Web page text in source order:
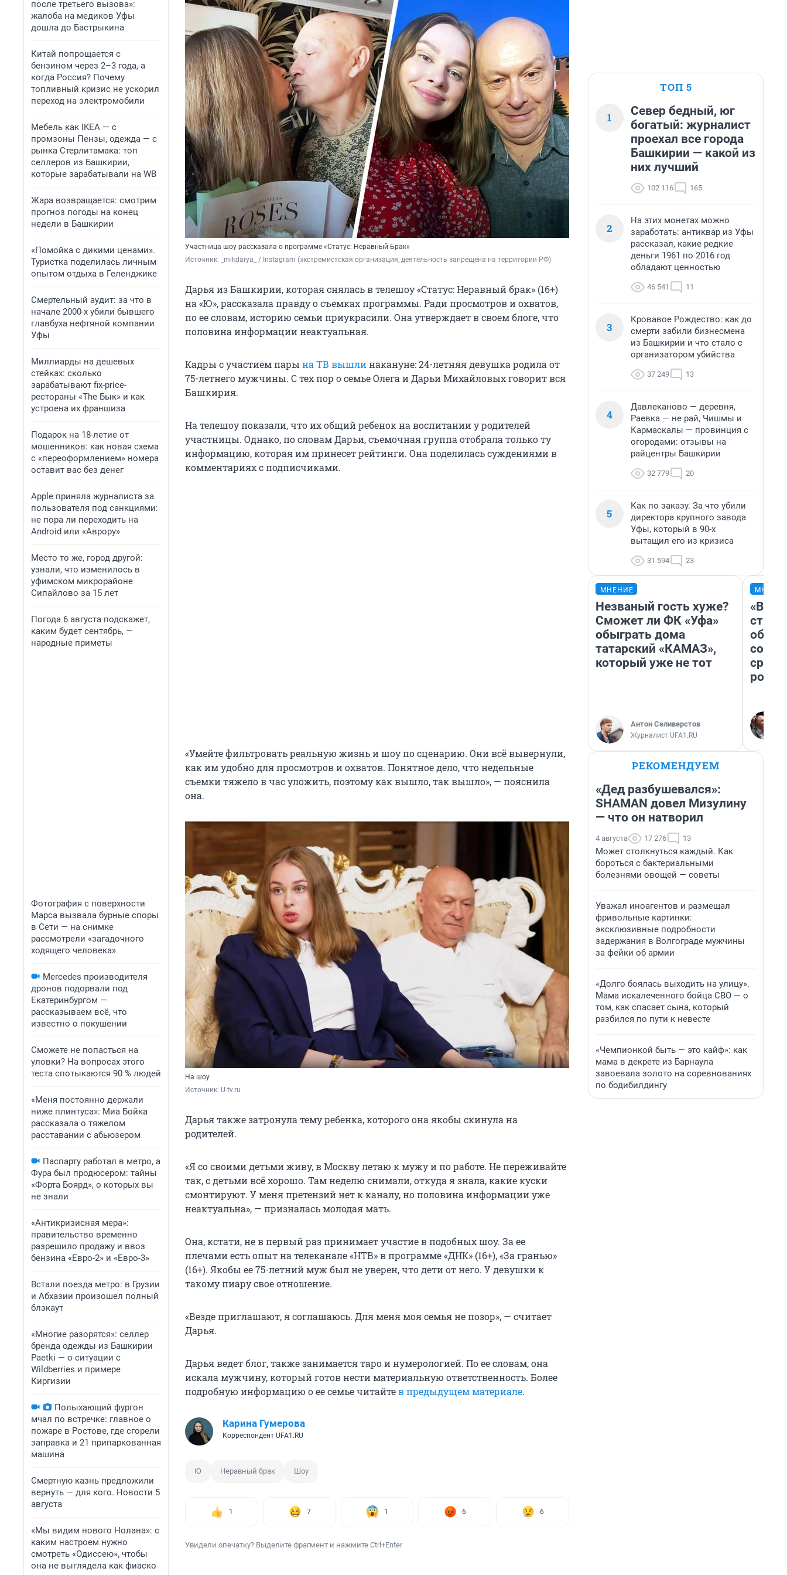
после третьего вызова»:
жалоба на медиков Уфы
дошла до Бастрыкина
Китай попрощается с
бензином через 2–3 года, а
когда Россия? Почему
топливный кризис не ускорил
переход на электромобили
Мебель как IKEA — с
промзоны Пензы, одежда — с
рынка Стерлитамака: топ
селлеров из Башкирии,
которые зарабатывали на WB
Жара возвращается: смотрим
прогноз погоды на конец
недели в Башкирии
«Помойка с дикими ценами».
Туристка поделилась личным
опытом отдыха в Геленджике
Смертельный аудит: за что в
начале 2000-х убили бывшего
главбуха нефтяной компании
Уфы
Миллиарды на дешевых
стейках: сколько
зарабатывают fix-price-
рестораны «The Бык» и как
устроена их франшиза
Подарок на 18-летие от
мошенников: как новая схема
с «переоформлением» номера
оставит вас без денег
Apple приняла журналиста за
пользователя под санкциями:
не пора ли переходить на
Android или «Аврору»
Место то же, город другой:
узнали, что изменилось в
уфимском микрорайоне
Сипайлово за 15 лет
Погода 6 августа подскажет,
каким будет сентябрь, —
народные приметы
Фотография с поверхности
Марса вызвала бурные споры
в Сети — на снимке
рассмотрели «загадочного
ходящего человека»
Mercedes производителя
дронов подорвали под
Екатеринбургом —
рассказываем всё, что
известно о покушении
Сможете не попасться на
уловки? На вопросах этого
теста спотыкаются 90 % людей
«Меня постоянно держали
ниже плинтуса»: Миа Бойка
рассказала о тяжелом
расставании с абьюзером
Паспарту работал в метро, а
Фура был продюсером: тайны
«Форта Боярд», о которых вы
не знали
«Антикризисная мера»:
правительство временно
разрешило продажу и ввоз
бензина «Евро-2» и «Евро-3»
Встали поезда метро: в Грузии
и Абхазии произошел полный
блэкаут
«Многие разорятся»: селлер
бренда одежды из Башкирии
Paetki — о ситуации с
Wildberries и примере
Киргизии
Полыхающий фургон
мчал по встречке: главное о
пожаре в Ростове, где сгорели
заправка и 21 припаркованная
машина
Смертную казнь предложили
вернуть — для кого. Новости 5
августа
«Мы видим нового Нолана»: с
каким настроем нужно
смотреть «Одиссею», чтобы
она не выглядела как фиаско
Участница шоу рассказала о программе «Статус: Неравный Брак»
Источник:
_mikdarya_ / Instagram (экстремистская организация, деятельность запрещена на территории РФ)
Дарья из Башкирии, которая снялась в телешоу «Статус: Неравный брак» (16+)
на «Ю», рассказала правду о съемках программы. Ради просмотров и охватов,
по ее словам, историю семьи приукрасили. Она утверждает в своем блоге, что
половина информации неактуальная.
Кадры с участием пары на ТВ вышлинакануне: 24-летняя девушка родила от
75-летнего мужчины. С тех пор о семье Олега и Дарьи Михайловых говорит вся
Башкирия.
На телешоу показали, что их общий ребенок на воспитании у родителей
участницы. Однако, по словам Дарьи, съемочная группа отобрала только ту
информацию, которая им принесет рейтинги. Она поделилась суждениями в
комментариях с подписчиками.
«Умейте фильтровать реальную жизнь и шоу по сценарию. Они всё вывернули,
как им удобно для просмотров и охватов. Понятное дело, что недельные
съемки тяжело в час уложить, поэтому как вышло, так вышло», — пояснила
она.
На шоу
Источник: U-tv.ru
Дарья также затронула тему ребенка, которого она якобы скинула на
родителей.
«Я со своими детьми живу, в Москву летаю к мужу и по работе. Не переживайте
так, с детьми всё хорошо. Там неделю снимали, откуда я знала, какие куски
смонтируют. У меня претензий нет к каналу, но половина информации уже
неактуальна», — призналась молодая мать.
Она, кстати, не в первый раз принимает участие в подобных шоу. За ее
плечами есть опыт на телеканале «НТВ» в программе «ДНК» (16+), «За гранью»
(16+). Якобы ее 75-летний муж был не уверен, что дети от него. У девушки к
такому пиару свое отношение.
«Везде приглашают, я соглашаюсь. Для меня моя семья не позор», — считает
Дарья.
Дарья ведет блог, также занимается таро и нумерологией. По ее словам, она
искала мужчину, который готов нести материальную ответственность. Более
подробную информацию о ее семье читайтев предыдущем материале.
Карина Гумерова
Корреспондент UFA1.RU
Ю Неравный брак Шоу
1 7 1 6 6
Увидели опечатку? Выделите фрагмент и нажмите Ctrl+Enter
ТОП 5
1
Север бедный, юг
богатый: журналист
проехал все города
Башкирии — какой из
них лучший
102 116 165
2
На этих монетах можно
заработать: антиквар из Уфы
рассказал, какие редкие
деньги 1961 по 2016 год
обладают ценностью
46 541 11
3
Кровавое Рождество: как до
смерти забили бизнесмена
из Башкирии и что стало с
организатором убийства
37 249 13
4
Давлеканово — деревня,
Раевка — не рай, Чишмы и
Кармаскалы — провинция с
огородами: отзывы на
райцентры Башкирии
32 779 20
5
Как по заказу. За что убили
директора крупного завода
Уфы, который в 90-х
вытащил его из кризиса
31 594 23
МНЕНИЕ
Незваный гость хуже?
Сможет ли ФК «Уфа»
обыграть дома
татарский «КАМАЗ»,
который уже не тот
Антон Селиверстов
Журналист UFA1.RU
«В
РЕКОМЕНДУЕМ
«Дед разбушевался»:
SHAMAN довел Мизулину
— что он натворил
4 августа 17 276 13
Может столкнуться каждый. Как
бороться с бактериальными
болезнями овощей — советы
Уважал иноагентов и размещал
фривольные картинки:
эксклюзивные подробности
задержания в Волгограде мужчины
за фейки об армии
«Долго боялась выходить на улицу».
Мама искалеченного бойца СВО — о
том, как спасает сына, который
разбился по пути к невесте
«Чемпионкой быть — это кайф»: как
мама в декрете из Барнаула
завоевала золото на соревнованиях
по бодибилдингу